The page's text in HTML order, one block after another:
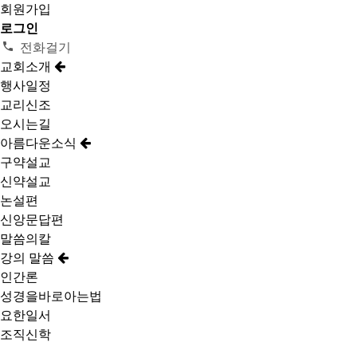
회원가입
로그인
전화걸기
교회소개
행사일정
교리신조
오시는길
아름다운소식
구약설교
신약설교
논설편
신앙문답편
말씀의칼
강의 말씀
인간론
성경을바로아는법
요한일서
조직신학